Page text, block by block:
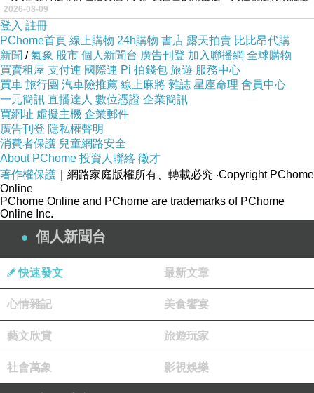
夠更準確地理解人的弱點，透明度就應該成為消費者重新
看見自己如何被說服的入口。
上一篇：G7 場外的怒火
下一篇：AI 入銀行
2026-08-09
登入 註冊
PChome首頁 線上購物 24h購物 書店 露天拍賣 比比昂代購
新聞 /氣象 股市 個人新聞台 廣告刊登 加入聯播網 全球購物
買賣租屋 支付連 國際連 Pi 拍錢包 旅遊 服務中心
買車 旅行團 汽車險推薦 線上麻將 雜誌 星座命理 會員中心
一元簡訊 直播達人 數位憑證 企業簡訊
買網址 虛擬主機 企業郵件
廣告刊登 隱私權聲明
消費者保護 兒童網路安全
About PChome 投資人聯絡 徵才
著作權保護 ｜網路家庭版權所有、轉載必究 ‧Copyright PChome
Online
PChome Online and PChome are trademarks of PChome
Online Inc.
個人新聞台
快速發文 最新文章
心情雜記 美食饗宴
藝文欣賞 旅遊玩家
社會萬象 影視娛樂